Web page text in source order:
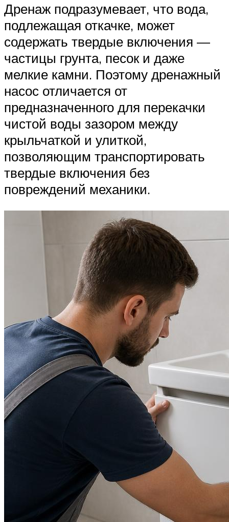
Дренаж подразумевает, что вода,
подлежащая откачке, может
содержать твердые включения —
частицы грунта, песок и даже
мелкие камни. Поэтому дренажный
насос отличается от
предназначенного для перекачки
чистой воды зазором между
крыльчаткой и улиткой,
позволяющим транспортировать
твердые включения без
повреждений механики.